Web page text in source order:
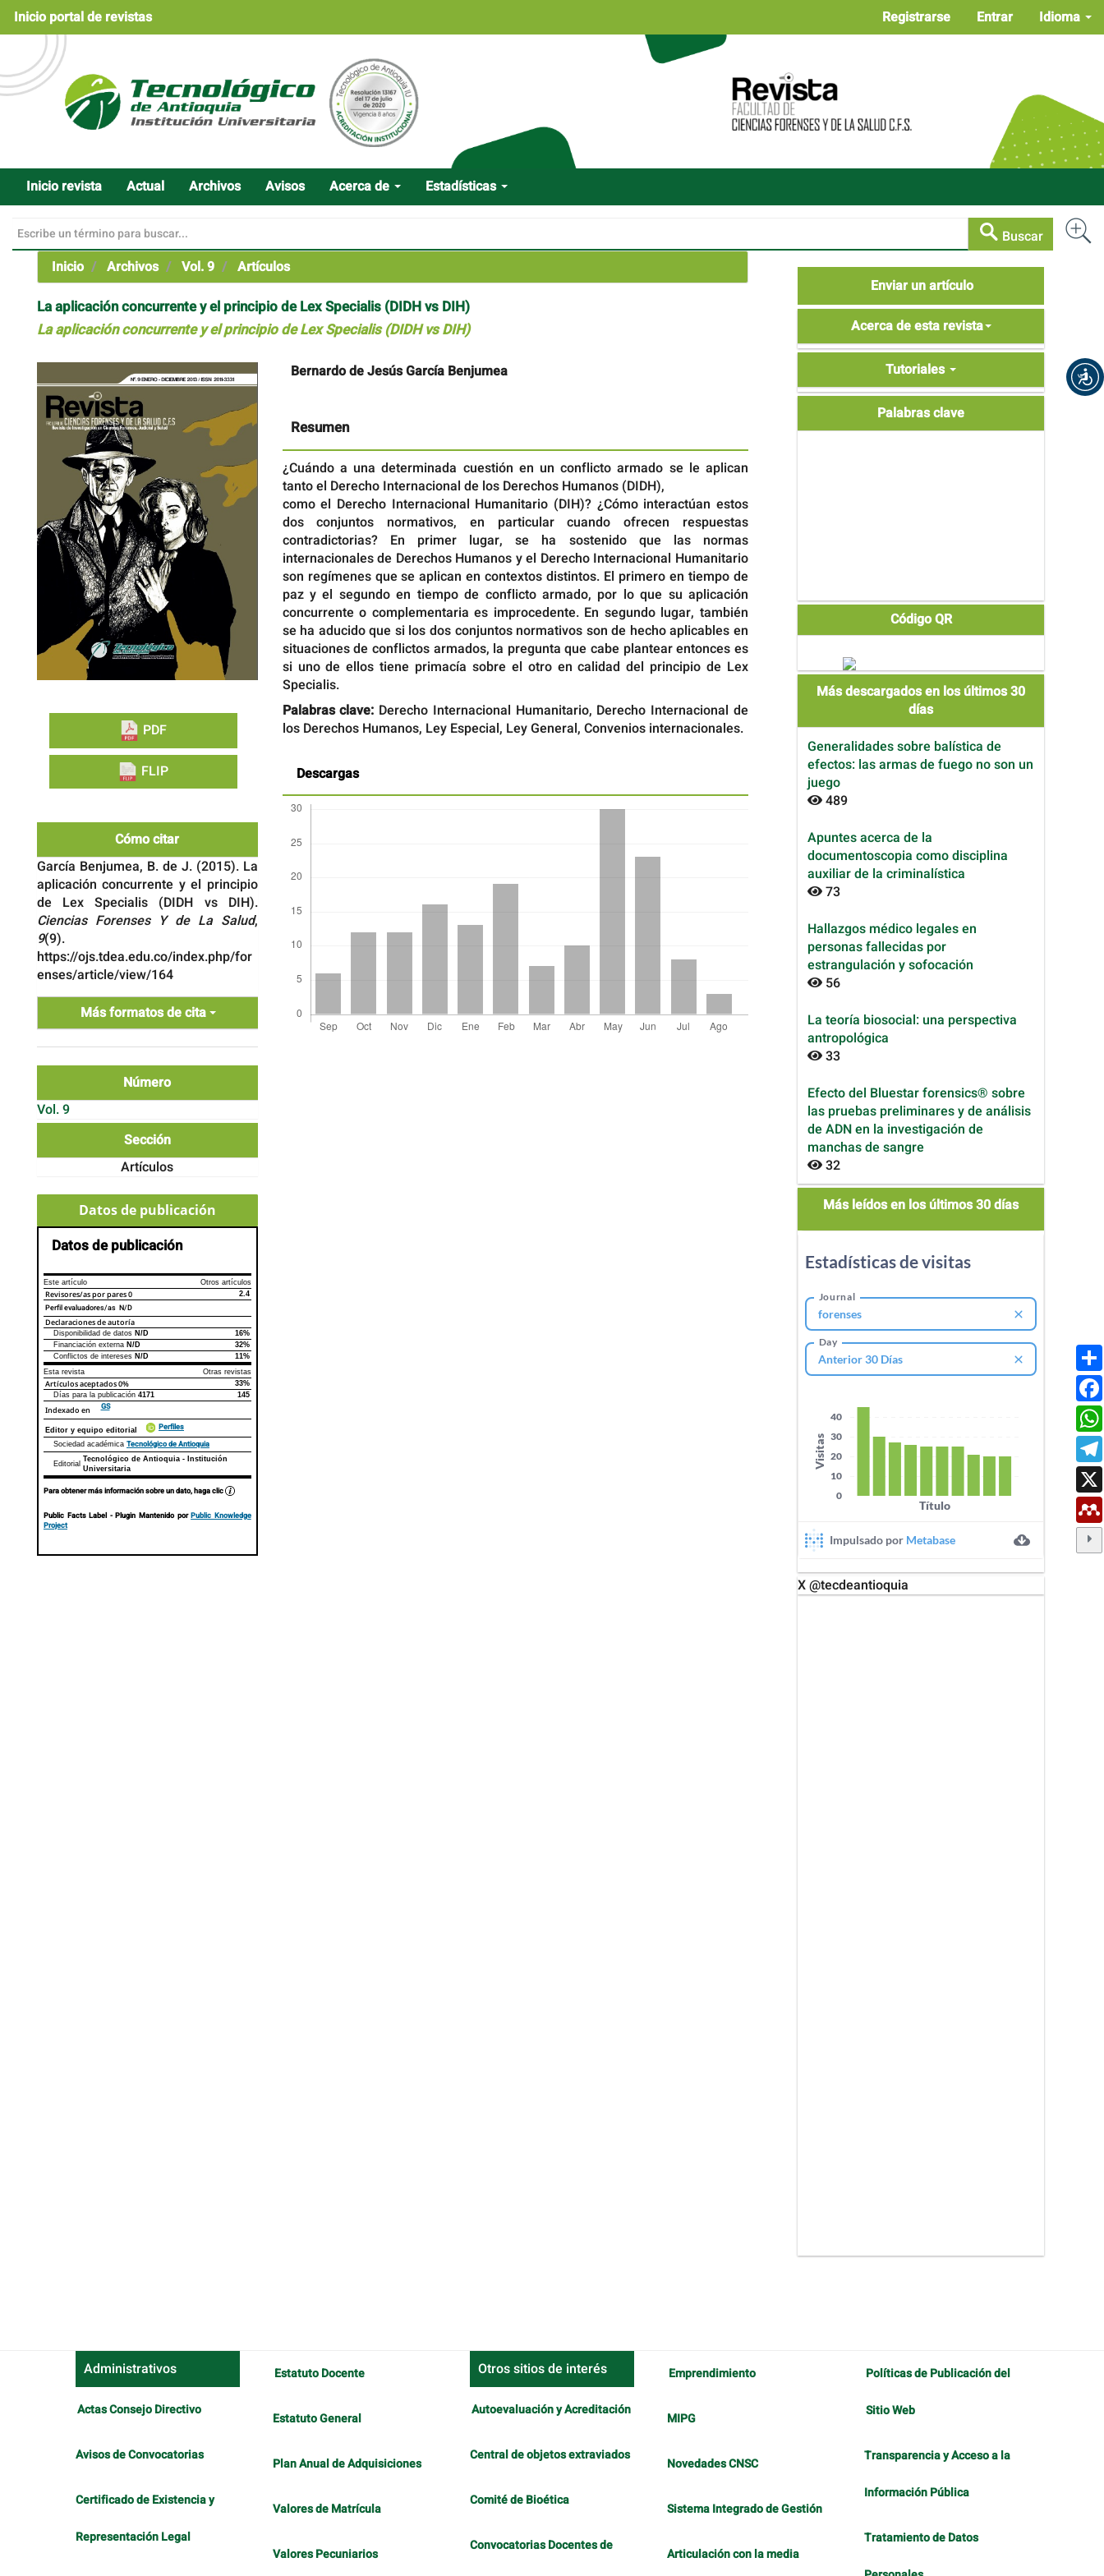
Navegación
principal
Contenido
principal
Barra
lateral
Inicio portal de revistas Idioma
Registrarse Entrar
Inicio revista Actual Archivos Avisos Acerca de Estadísticas
Buscar
Inicio
Archivos Vol. 9 Artículos
La aplicación concurrente y el principio de Lex Specialis (DIDH vs DIH)
La aplicación concurrente y el principio de Lex Specialis (DIDH vs DIH)
Barra
lateral
del
artículo
PDF
FLIP
Cómo citar
García Benjumea, B. de J. (2015). La
aplicación concurrente y el principio
de Lex Specialis (DIDH vs DIH).
Ciencias Forenses Y de La Salud,
9(9).
https://ojs.tdea.edu.co/index.php/for
enses/article/view/164
Más formatos de cita
Número
Vol. 9
Sección
Artículos
Datos de publicación
Datos de publicación
Este artículo Otros artículos
Revisores/as por pares0 2.4
Perfil evaluadores/as N/D
Declaraciones de autoría
Declaraciones de autoríaEste artículo
Disponibilidad de datos N/D
16%
Financiación externa N/D
32%
Conflictos de intereses N/D
11%
Esta revista
Otras revistas
Artículos aceptados0%
33%
Días para la publicación 4171 145
Indexado en GS
Editor y equipo editorial Perfiles
Sociedad académica Tecnológico de Antioquia
Editorial
Tecnológico de Antioquia - Institución
Universitaria
Para obtener más información sobre un dato, haga clic
Public Facts Label - Plugin Mantenido porPublic Knowledge
Project
Contenido
principal
Bernardo de Jesús García Benjumea
Resumen
¿Cuándo a una determinada cuestión en un conflicto armado se le aplican
tanto el Derecho Internacional de los Derechos Humanos (DIDH),
como el Derecho Internacional Humanitario (DIH)? ¿Cómo interactúan estos
dos conjuntos normativos, en particular cuando ofrecen respuestas
contradictorias? En primer lugar, se ha sostenido que las normas
internacionales de Derechos Humanos y el Derecho Internacional Humanitario
son regímenes que se aplican en contextos distintos. El primero en tiempo de
paz y el segundo en tiempo de conflicto armado, por lo que su aplicación
concurrente o complementaria es improcedente. En segundo lugar, también
se ha aducido que si los dos conjuntos normativos son de hecho aplicables en
situaciones de conflictos armados, la pregunta que cabe plantear entonces es
si uno de ellos tiene primacía sobre el otro en calidad del principio de Lex
Specialis.
Palabras clave: Derecho Internacional Humanitario, Derecho Internacional de
los Derechos Humanos, Ley Especial, Ley General, Convenios internacionales.
Descargas
un
artículo
Enviar un artículo
Acerca de esta revista
Tutoriales
Palabras clave
Código QR
Más descargados en los últimos 30
días
Generalidades sobre balística de
efectos: las armas de fuego no son un
juego
489
Apuntes acerca de la
documentoscopia como disciplina
auxiliar de la criminalística
73
Hallazgos médico legales en
personas fallecidas por
estrangulación y sofocación
56
La teoría biosocial: una perspectiva
antropológica
33
Efecto del Bluestar forensics® sobre
las pruebas preliminares y de análisis
de ADN en la investigación de
manchas de sangre
32
mas_leidos
Más leídos en los últimos 30 días
X
X @tecdeantioquia
Administrativos
Actas Consejo Directivo
Avisos de Convocatorias
Certificado de Existencia y
Representación Legal
Estatuto Docente
Estatuto General
Plan Anual de Adquisiciones
Valores de Matrícula
Valores Pecuniarios
Otros sitios de interés
Autoevaluación y Acreditación
Central de objetos extraviados
Comité de Bioética
Convocatorias Docentes de
Emprendimiento
MIPG
Novedades CNSC
Sistema Integrado de Gestión
Articulación con la media
Políticas de Publicación del
Sitio Web
Transparencia y Acceso a la
Información Pública
Tratamiento de Datos